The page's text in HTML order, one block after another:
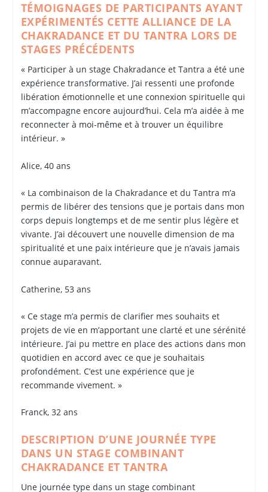
TÉMOIGNAGES DE PARTICIPANTS AYANT
EXPÉRIMENTÉS CETTE ALLIANCE DE LA
CHAKRADANCE ET DU TANTRA LORS DE
STAGES PRÉCÉDENTS
« Participer à un stage Chakradance et Tantra a été une
expérience transformative. J’ai ressenti une profonde
libération émotionnelle et une connexion spirituelle qui
m’accompagne encore aujourd’hui. Cela m’a aidée à me
reconnecter à moi-même et à trouver un équilibre
intérieur. »
Alice, 40 ans
« La combinaison de la Chakradance et du Tantra m’a
permis de libérer des tensions que je portais dans mon
corps depuis longtemps et de me sentir plus légère et
vivante. J’ai découvert une nouvelle dimension de ma
spiritualité et une paix intérieure que je n’avais jamais
connue auparavant.
Catherine, 53 ans
« Ce stage m’a permis de clarifier mes souhaits et
projets de vie en m’apportant une clarté et une sérénité
intérieure. J’ai pu mettre en place des actions dans mon
quotidien en accord avec ce que je souhaitais
profondément. C’est une expérience que je
recommande vivement. »
Franck, 32 ans
DESCRIPTION D’UNE JOURNÉE TYPE
DANS UN STAGE COMBINANT
CHAKRADANCE ET TANTRA
Une journée type dans un stage combinant